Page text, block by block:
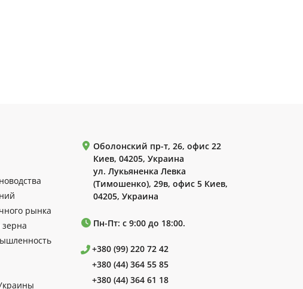
рынка
Оболонский пр-т, 26, офис 22
Киев, 04205, Украина
ул. Лукьяненка Левка
(Тимошенко), 29в, офис 5 Киев,
04205, Украина
Пн-Пт: с 9:00 до 18:00.
+380 (99) 220 72 42
+380 (44) 364 55 85
+380 (44) 364 61 18